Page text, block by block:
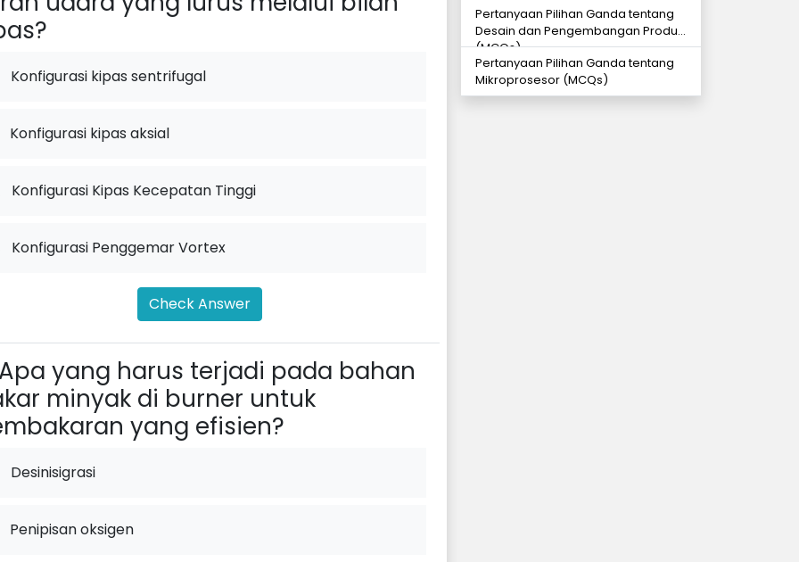
Konfigurasi kipas sentrifugal
Konfigurasi kipas aksial
Konfigurasi Kipas Kecepatan Tinggi
Konfigurasi Penggemar Vortex
Check Answer
Apa yang harus terjadi pada bahan
minyak di burner untuk
yang efisien?
Desinisigrasi
Penipisan oksigen
Pertanyaan Pilihan Ganda tentang
Desain dan Pengembangan Produk
(MCQs)
Pertanyaan Pilihan Ganda tentang
Mikroprosesor (MCQs)